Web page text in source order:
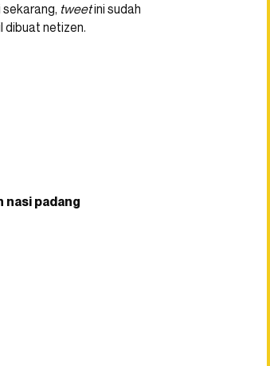
tweetini sudah
dibuat netizen.
nasi padang